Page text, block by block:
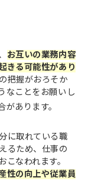
お互いの業務内容
きる可能性があり
把握がおろそか
なことをお願いし
あります。
に取れている職
るため、仕事の
なわれます。
性の向上や従業員